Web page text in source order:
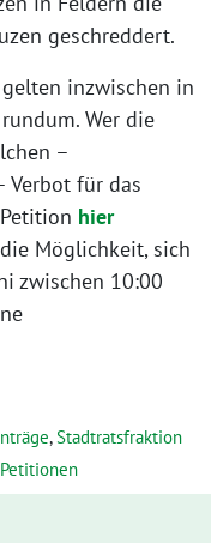
geschreddert.
inzwischen in
Wer die
–
Verbot für das
hier
Möglichkeit, sich
zwischen 10:00
,Stadtratsfraktion
Petitionen